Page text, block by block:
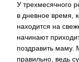
У трехмесячного
в дневное время,
находится на
начинают
поздравить маму.
правильно, ведь